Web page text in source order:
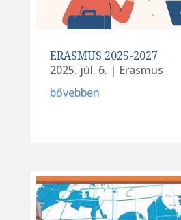
ERASMUS 2025-2027
2025. júl. 6. | Erasmus
bővebben